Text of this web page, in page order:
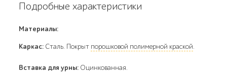
Подробные характеристики
Материалы:
Каркас: Cталь. Покрыт порошковой полимерной краской.
Вставка для урны: Оцинкованная.